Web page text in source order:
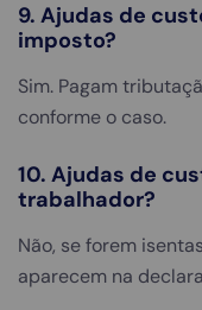
9. Ajudas de
imposto?
Sim. Pagam
conforme o caso.
10. Ajudas de
trabalhador?
Não, se forem
aparecem na